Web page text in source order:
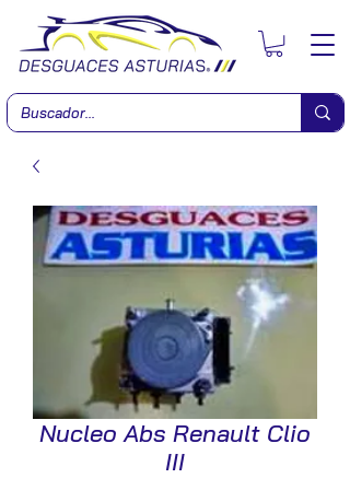
Nucleo Abs Renault Clio
III